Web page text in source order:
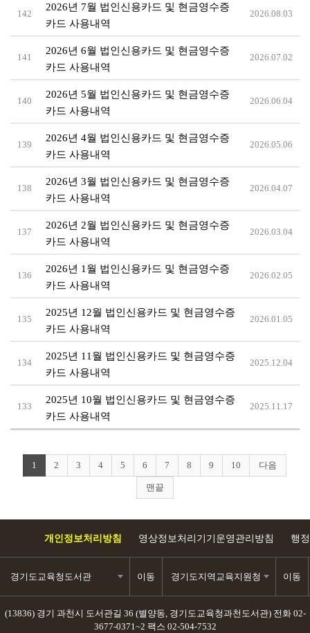
142
2026년 7월 법인신용카드 및 현금영수증
카드 사용내역
2026.08.03
141
2026년 6월 법인신용카드 및 현금영수증
카드 사용내역
2026.07.02
140
2026년 5월 법인신용카드 및 현금영수증
카드 사용내역
2026.06.04
139
2026년 4월 법인신용카드 및 현금영수증
카드 사용내역
2026.05.06
138
2026년 3월 법인신용카드 및 현금영수증
카드 사용내역
2026.04.07
137
2026년 2월 법인신용카드 및 현금영수증
카드 사용내역
2026.03.04
136
2026년 1월 법인신용카드 및 현금영수증
카드 사용내역
2026.02.05
135
2025년 12월 법인신용카드 및 현금영수증
카드 사용내역
2026.01.05
134
2025년 11월 법인신용카드 및 현금영수증
카드 사용내역
2025.12.04
133
2025년 10월 법인신용카드 및 현금영수증
카드 사용내역
2025.11.17
1 2 3 4 5 6 7 8 9 10 다음
맨끝
개인정보처리방침 영상정보처리기기운영관리방침 행
경기도교육청도서관 이동 경기도지역교육지원청 이동
(13836) 경기 과천시 도서관길 36 (별양동, 경기도교육청과천도서관) 전화 02-
3677-0371~2 팩스 02-504-7532